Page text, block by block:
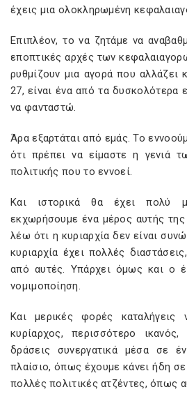
έχεις μια ολοκληρωμένη
Επιπλέον, το να ζητάμε να
εποπτικές αρχές των
ρυθμίζουν μια αγορά που αλλάζει
27, είναι ένα από τα δυσκολότερα
να φανταστώ.
Άρα εξαρτάται από εμάς. Το
ότι πρέπει να είμαστε η γενιά
πολιτικής που το εννοεί.
Και ιστορικά θα έχει πολύ
εκχωρήσουμε ένα μέρος αυτής της
λέω ότι η κυριαρχία δεν είναι
κυριαρχία έχει πολλές
από αυτές. Υπάρχει όμως και ο
νομιμοποίηση.
Και μερικές φορές καταλήγεις
κυρίαρχος, περισσότερο
δράσεις συνεργατικά μέσα σε
πλαίσιο, όπως έχουμε κάνει ήδη
πολλές πολιτικές ατζέντες, όπως